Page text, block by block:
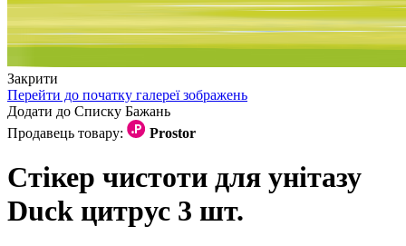
Закрити
Перейти до початку галереї зображень
Додати до Списку Бажань
Продавець товару:
Prostor
Стікер чистоти для унітазу
Duck цитрус 3 шт.